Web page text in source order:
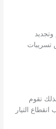
تسريبات
تقوم
التيار